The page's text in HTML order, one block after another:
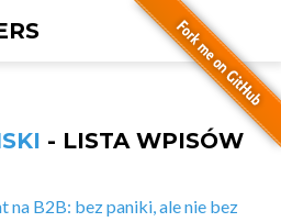
- LISTA WPISÓW
na B2B: bez paniki, ale nie bez